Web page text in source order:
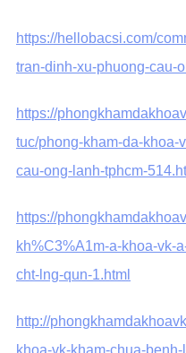
https://hellobacsi.com/
tran-dinh-xu-phuong-cau-
https://
tuc/phong-kham-da-khoa-
cau-ong-lanh-tphcm-
https://
kh%C3%A1m-a-khoa-vk-
cht-lng-qun-1.html
http://
khoa-vk-kham-chua-